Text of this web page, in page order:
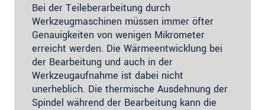
Bei der Teileberarbeitung durch
Werkzeugmaschinen müssen immer öfter
Genauigkeiten von wenigen Mikrometer
erreicht werden. Die Wärmeentwicklung bei
der Bearbeitung und auch in der
Werkzeugaufnahme ist dabei nicht
unerheblich. Die thermische Ausdehnung der
Spindel während der Bearbeitung kann die